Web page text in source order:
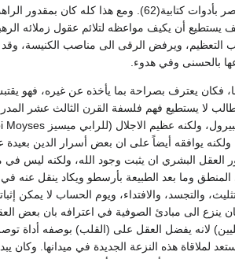
أحد اتباعه بأن يأتي للراهب المنتصر بأدوات
يستطيع أن يكيف مواعظه لتلائم عقول زملائه
التعظيم، ويرفض الرقى الى مناصب الكنيسة، وقد
بالحسنى وفي هدوء.
فكان يعترف بصراحة بما يأخذه عن غيره، فهو
لا يستطيع فهم فلسفة القرن الثالث عشر
العقل البشري ان يثبت وجود الله، ولكنه ليس
وما بعد الطبيعة بأرسطو ويكاد ينقل عنه
والتجسد، والافتداء، ويوم الحساب لا يمكن
ينزع الى مبادئ الصوفية في اعترافه بان بعض
لانه يفضل العقل على (القلب) بوصفه أداة
لملاقاة هذه النزعة الجديدة في ميدانها. وكان